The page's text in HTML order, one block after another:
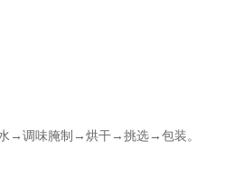
调味腌制→烘干→挑选→包装。